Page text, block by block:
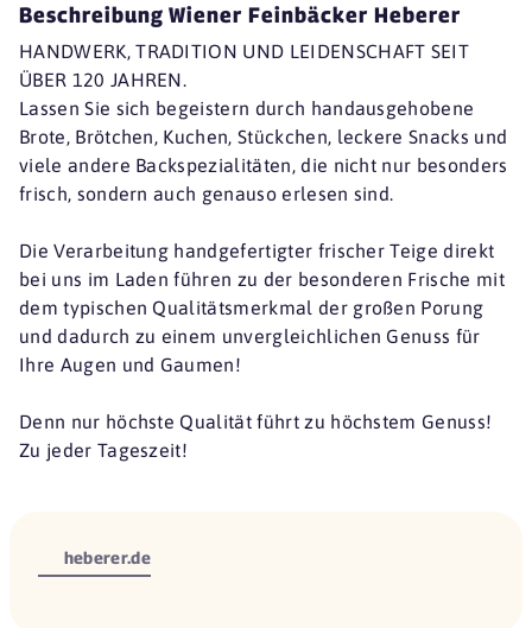
Beschreibung Wiener Feinbäcker Heberer
HANDWERK, TRADITION UND LEIDENSCHAFT SEIT
ÜBER 120 JAHREN.
Lassen Sie sich begeistern durch handausgehobene
Brote, Brötchen, Kuchen, Stückchen, leckere Snacks und
viele andere Backspezialitäten, die nicht nur besonders
frisch, sondern auch genauso erlesen sind.
Die Verarbeitung handgefertigter frischer Teige direkt
bei uns im Laden führen zu der besonderen Frische mit
dem typischen Qualitätsmerkmal der großen Porung
und dadurch zu einem unvergleichlichen Genuss für
Ihre Augen und Gaumen!
Denn nur höchste Qualität führt zu höchstem Genuss!
Zu jeder Tageszeit!
heberer.de